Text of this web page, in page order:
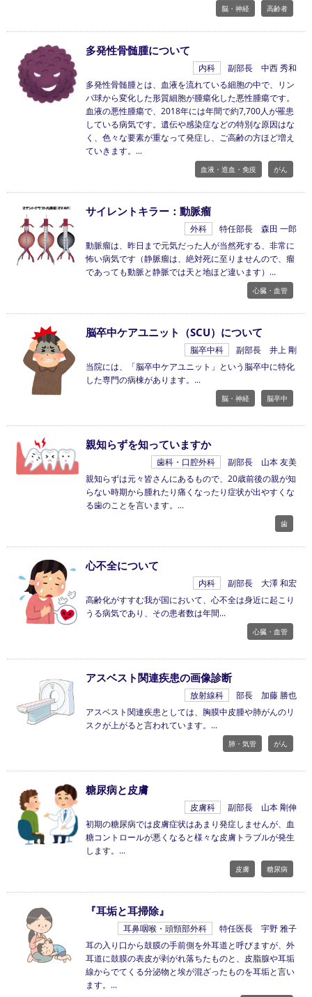
脳・神経 高齢者
多発性骨髄腫について
内科
副部長 中西 秀和
多発性骨髄腫とは、血液を流れている細胞の中で、リン
パ球から変化した形質細胞が腫瘍化した悪性腫瘍です。
血液の悪性腫瘍で、2018年には年間で約7,700人が罹患
している病気です。遺伝や感染症などの特別な原因はな
く、色々な要素が重なって発症し、ご高齢の方ほど増え
ていきます。
血液・造血・免疫 がん
サイレントキラー：動脈瘤
外科
特任部長 森田 一郎
動脈瘤は、昨日まで元気だった人が当然死する、非常に
怖い病気です（静脈瘤は、絶対死に至りませんので、瘤
であっても動脈と静脈では天と地ほど違います）
心臓・血管
脳卒中ケアユニット（SCU）について
脳卒中科
副部長 井上 剛
当院には、「脳卒中ケアユニット」という脳卒中に特化
した専門の病棟があります。
脳・神経 脳卒中
親知らずを知っていますか
歯科・口腔外科
副部長 山本 友美
親知らずは元々皆さんにあるもので、20歳前後の親が知
らない時期から腫れたり痛くなったり症状が出やすくな
る歯のことを言います。
歯
心不全について
内科
副部長 大澤 和宏
高齢化がすすむ我が国において、心不全は身近に起こり
うる病気であり、その患者数は年間
心臓・血管
アスベスト関連疾患の画像診断
放射線科
部長 加藤 勝也
アスベスト関連疾患としては、胸膜中皮腫や肺がんのリ
スクが上がると言われています。
肺・気管 がん
糖尿病と皮膚
皮膚科
副部長 山本 剛伸
初期の糖尿病では皮膚症状はあまり発症しませんが、血
糖コントロールが悪くなると様々な皮膚トラブルが発生
します。
皮膚 糖尿病
『耳垢と耳掃除』
耳鼻咽喉・頭頸部外科
特任医長 宇野 雅子
耳の入り口から鼓膜の手前側を外耳道と呼びますが、外
耳道に鼓膜の表皮が剥がれ落ちたものと、皮脂腺や耳垢
線からでてくる分泌物と埃が混ざったものを耳垢と言い
ます。